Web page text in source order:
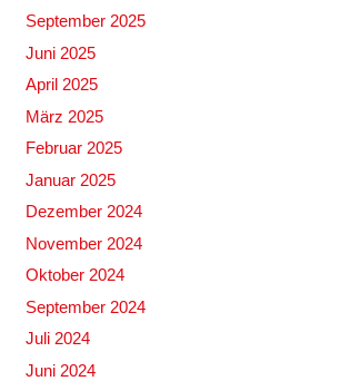
September 2025
Juni 2025
April 2025
März 2025
Februar 2025
Januar 2025
Dezember 2024
November 2024
Oktober 2024
September 2024
Juli 2024
Juni 2024